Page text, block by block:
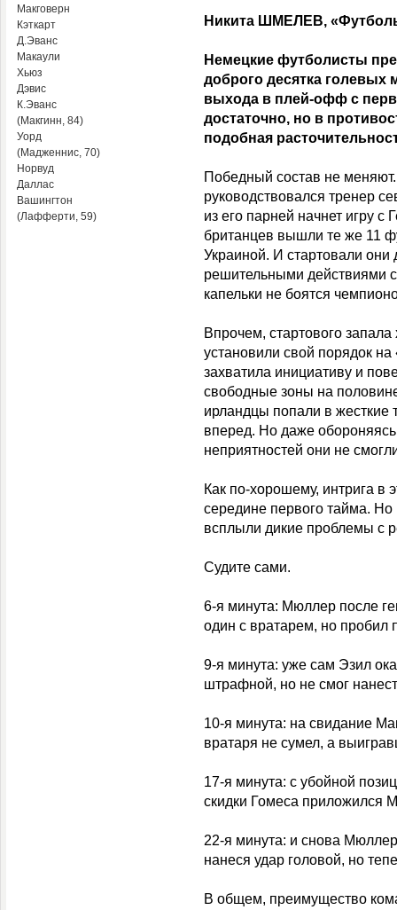
Макговерн
Кэткарт
Д.Эванс
Макаули
Хьюз
Дэвис
К.Эванс
(Макгинн, 84)
Уорд
(Мадженнис, 70)
Норвуд
Даллас
Вашингтон
(Лафферти, 59)
Никита ШМЕЛЕВ,
Немецкие футболисты
доброго десятка голевых
выхода в плей-офф с
достаточно, но в
подобная
Победный состав не
руководствовался тренер
из его парней начнет игру
британцев вышли те же 11
Украиной. И стартовали
решительными действиями
капельки не боятся
Впрочем, стартового
установили свой порядок
захватила инициативу и
свободные зоны на
ирландцы попали в
вперед. Но даже
неприятностей они не
Как по-хорошему, интрига в
середине первого тайма.
всплыли дикие проблемы с
Судите сами.
6-я минута: Мюллер после
один с вратарем, но пробил
9-я минута: уже сам Эзил
штрафной, но не смог
10-я минута: на свидание
вратаря не сумел, а
17-я минута: с убойной
скидки Гомеса приложился
22-я минута: и снова
нанеся удар головой, но
В общем, преимущество